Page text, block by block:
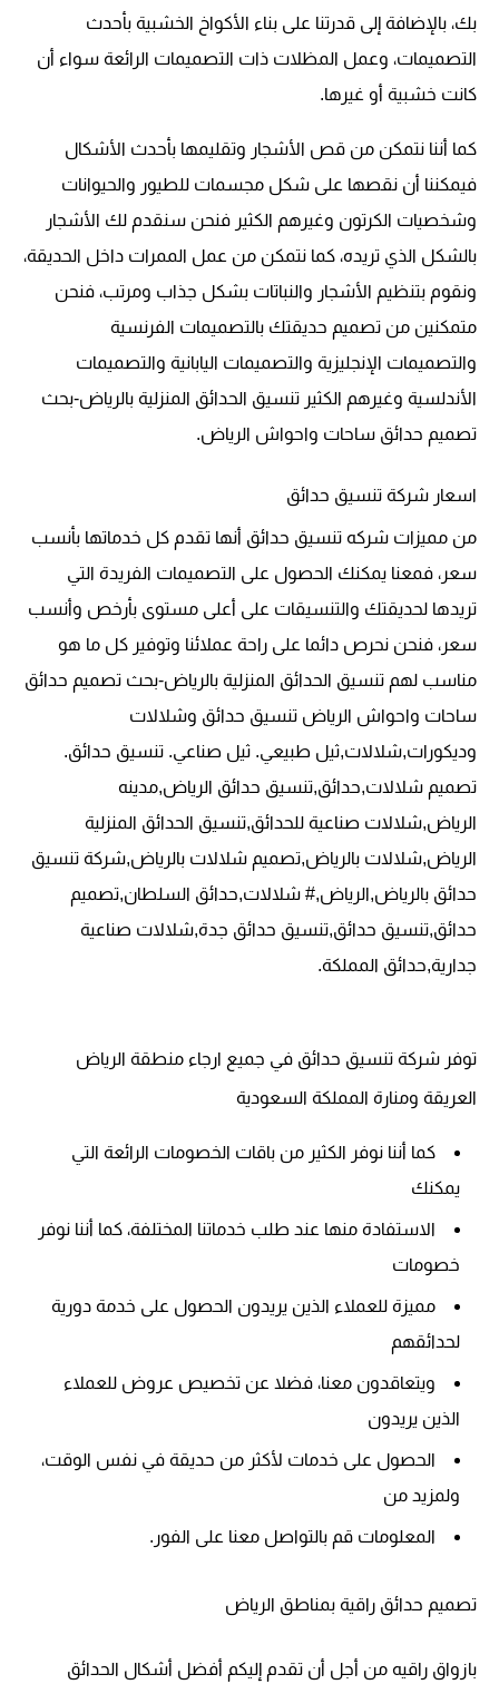
بك، بالإضافة إلى قدرتنا على بناء الأكواخ الخشبية بأحدث
التصميمات، وعمل المظلات ذات التصميمات الرائعة سواء أن
كانت خشبية أو غيرها.
كما أننا نتمكن من قص الأشجار وتقليمها بأحدث الأشكال
فيمكننا أن نقصها على شكل مجسمات للطيور والحيوانات
وشخصيات الكرتون وغيرهم الكثير فنحن سنقدم لك الأشجار
بالشكل الذي تريده، كما نتمكن من عمل الممرات داخل الحديقة،
ونقوم بتنظيم الأشجار والنباتات بشكل جذاب ومرتب، فنحن
متمكنين من تصميم حديقتك بالتصميمات الفرنسية
والتصميمات الإنجليزية والتصميمات اليابانية والتصميمات
الأندلسية وغيرهم الكثير تنسيق الحدائق المنزلية بالرياض-بحث
تصميم حدائق ساحات واحواش الرياض.
اسعار شركة تنسيق حدائق
من مميزات شركه تنسيق حدائق أنها تقدم كل خدماتها بأنسب
سعر، فمعنا يمكنك الحصول على التصميمات الفريدة التي
تريدها لحديقتك والتنسيقات على أعلى مستوى بأرخص وأنسب
سعر، فنحن نحرص دائما على راحة عملائنا وتوفير كل ما هو
مناسب لهم تنسيق الحدائق المنزلية بالرياض-بحث تصميم حدائق
ساحات واحواش الرياض تنسيق حدائق وشلالات
وديكورات,شلالات,ثيل طبيعي. ثيل صناعي. تنسيق حدائق.
تصميم شلالات,حدائق,تنسيق حدائق الرياض,مدينه
الرياض,شلالات صناعية للحدائق,تنسيق الحدائق المنزلية
الرياض,شلالات بالرياض,تصميم شلالات بالرياض,شركة تنسيق
حدائق بالرياض,الرياض,# شلالات,حدائق السلطان,تصميم
حدائق,تنسيق حدائق,تنسيق حدائق جدة,شلالات صناعية
جدارية,حدائق المملكة.
توفر شركة تنسيق حدائق في جميع ارجاء منطقة الرياض
العريقة ومنارة المملكة السعودية
كما أننا نوفر الكثير من باقات الخصومات الرائعة التي
يمكنك
الاستفادة منها عند طلب خدماتنا المختلفة، كما أننا نوفر
خصومات
مميزة للعملاء الذين يريدون الحصول على خدمة دورية
لحدائقهم
ويتعاقدون معنا، فضلا عن تخصيص عروض للعملاء
الذين يريدون
الحصول على خدمات لأكثر من حديقة في نفس الوقت،
ولمزيد من
المعلومات قم بالتواصل معنا على الفور.
تصميم حدائق راقية بمناطق الرياض
بازواق راقيه من أجل أن تقدم إليكم أفضل أشكال الحدائق